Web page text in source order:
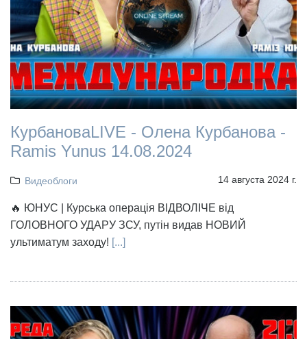
КурбановаLIVE - Олена Курбанова -
Ramis Yunus 14.08.2024
Видеоблоги 14 августа 2024 г.
🔥 ЮНУС | Курська операція ВІДВОЛІЧЕ від
ГОЛОВНОГО УДАРУ ЗСУ, путін видав НОВИЙ
ультиматум заходу! [...]